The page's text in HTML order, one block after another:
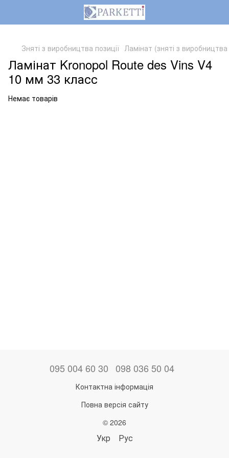
Зняті з виробництва позиції Ламінат (зняті з виробництва
Ламінат Kronopol Route des Vins V4
10 мм 33 класс
Немає товарів
095 004 60 30 098 036 50 04
Контактна інформація
Повна версія сайту
© 2026
Укр Рус